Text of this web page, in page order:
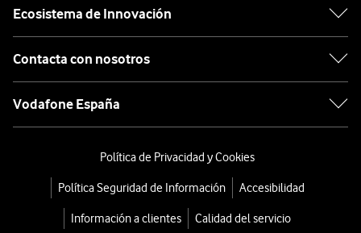
Ecosistema de Innovación
Contacta con nosotros
Vodafone España
Política de Privacidad y Cookies
Política Seguridad de Información Accesibilidad
Información a clientes Calidad del servicio